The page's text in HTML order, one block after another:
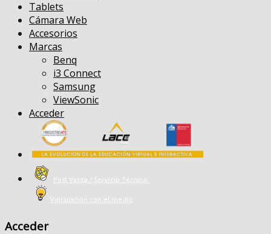
Tablets
Cámara Web
Accesorios
Marcas
Benq
i3 Connect
Samsung
ViewSonic
Acceder
Post Venta / Servicio Técnico
Vinculación con el medio
Acceder